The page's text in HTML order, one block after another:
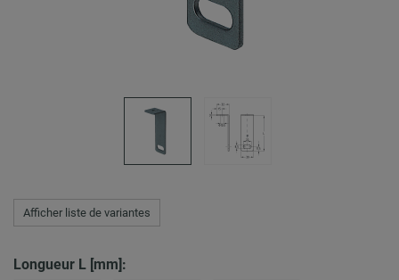
Afficher liste de variantes
Longueur L [mm]: